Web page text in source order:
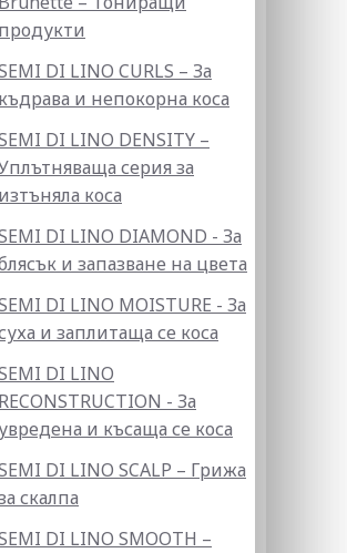
продукти
DI LINO CURLS – За
къдрава и непокорна коса
DI LINO DENSITY –
серия за
изтъняла коса
DI LINO DIAMOND - За
и запазване на цвета
DI LINO MOISTURE - За
и заплитаща се коса
DI LINO
RECONSTRUCTION - За
увредена и късаща се коса
DI LINO SCALP – Грижа
скалпа
DI LINO SMOOTH –